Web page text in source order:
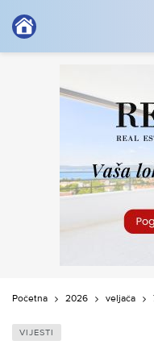
Početna 2026 veljača
VIJESTI